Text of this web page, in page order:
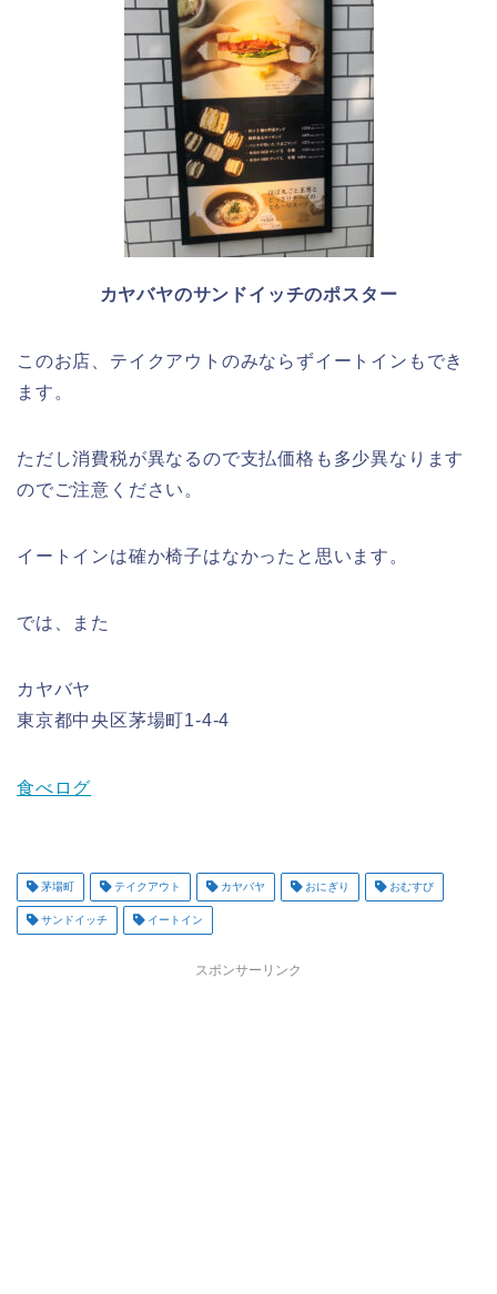
カヤバヤのサンドイッチのポスター
このお店、テイクアウトのみならずイートインもでき
ます。
ただし消費税が異なるので支払価格も多少異なります
のでご注意ください。
イートインは確か椅子はなかったと思います。
では、また
カヤバヤ
東京都中央区茅場町1-4-4
食べログ
茅場町 テイクアウト カヤバヤ おにぎり おむすび
サンドイッチ イートイン
スポンサーリンク